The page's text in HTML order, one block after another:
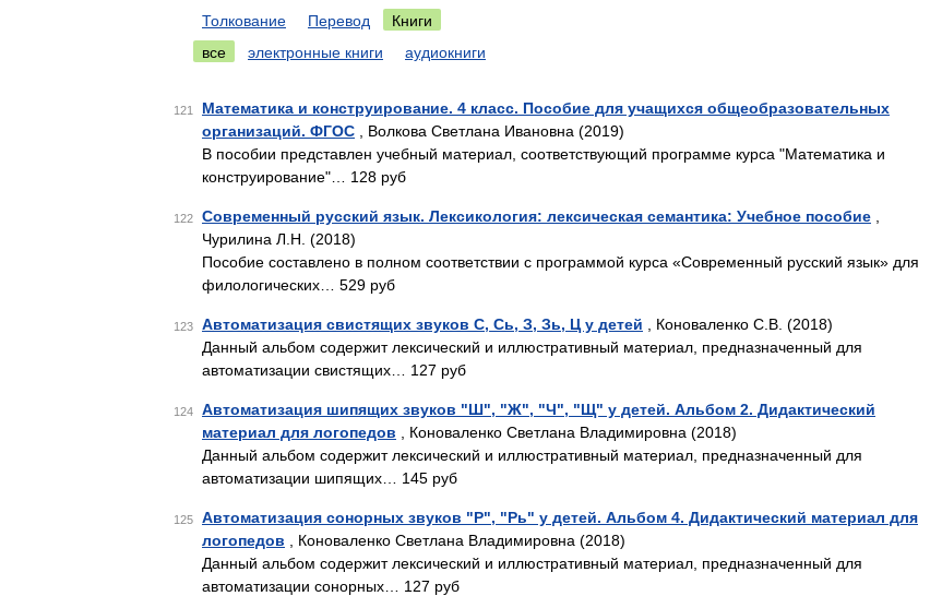
Толкование Перевод
Книги
все
электронные книги аудиокниги
121
Математика и конструирование. 4 класс. Пособие для учащихся общеобразовательных
организаций. ФГОС , Волкова Светлана Ивановна (2019)
В пособии представлен учебный материал, соответствующий программе курса "Математика и
конструирование"… 128 руб
122 Современный русский язык. Лексикология: лексическая семантика: Учебное пособие
Чурилина Л.Н. (2018)
Пособие составлено в полном соответствии с программой курса «Современный русский язык» для
филологических… 529 руб
123 Автоматизация свистящих звуков С, Сь, З, Зь, Ц у детей , Коноваленко С.В. (2018)
Данный альбом содержит лексический и иллюстративный материал, предназначенный для
автоматизации свистящих… 127 руб
124
Автоматизация шипящих звуков "Ш", "Ж", "Ч", "Щ" у детей. Альбом 2. Дидактический
материал для логопедов , Коноваленко Светлана Владимировна (2018)
Данный альбом содержит лексический и иллюстративный материал, предназначенный для
автоматизации шипящих… 145 руб
125
Автоматизация сонорных звуков "Р", "Рь" у детей. Альбом 4. Дидактический материал для
логопедов , Коноваленко Светлана Владимировна (2018)
Данный альбом содержит лексический и иллюстративный материал, предназначенный для
автоматизации сонорных… 127 руб